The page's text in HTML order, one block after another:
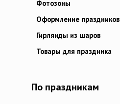
Фотозоны
Оформление праздников
Гирлянды из шаров
Товары для праздника
По праздникам